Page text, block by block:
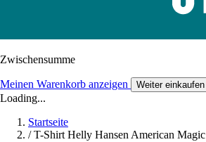
Zwischensumme
Meinen Warenkorb anzeigen Weiter einkaufen
Loading...
Startseite
/ T-Shirt Helly Hansen American Magic